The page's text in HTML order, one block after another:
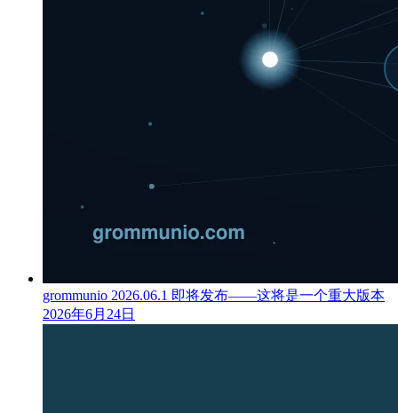
grommunio 2026.06.1 即将发布——这将是一个重大版本
2026年6月24日